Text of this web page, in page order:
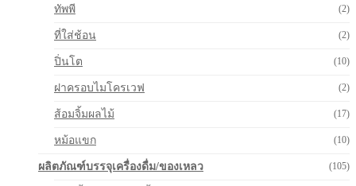
ทัพพี (2)
ที่ใส่ช้อน (2)
ปิ่นโต (10)
ฝาครอบไมโครเวฟ (2)
ส้อมจิ้มผลไม้ (17)
หม้อแขก (10)
ผลิตภัณฑ์บรรจุเครื่องดื่ม/ของเหลว (105)